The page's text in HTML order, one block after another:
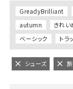
GreadyBrilliant
autumn
きれい
ベーシック
トラ
シューズ